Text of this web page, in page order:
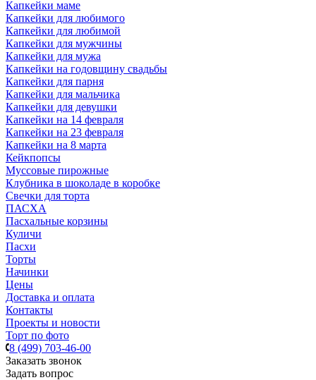
Капкейки маме
Капкейки для любимого
Капкейки для любимой
Капкейки для мужчины
Капкейки для мужа
Капкейки на годовщину свадьбы
Капкейки для парня
Капкейки для мальчика
Капкейки для девушки
Капкейки на 14 февраля
Капкейки на 23 февраля
Капкейки на 8 марта
Кейкпопсы
Муссовые пирожные
Клубника в шоколаде в коробке
Свечки для торта
ПАСХА
Пасхальные корзины
Куличи
Пасхи
Торты
Начинки
Цены
Доставка и оплата
Контакты
Проекты и новости
Торт по фото
8 (499) 703-46-00
Заказать звонок
Задать вопрос